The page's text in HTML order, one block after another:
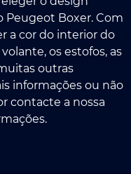
Peugeot Boxer. Com
a cor do interior do
os estofos, as
outras
informações ou não
contacte a nossa